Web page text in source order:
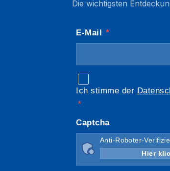
Die wichtigsten